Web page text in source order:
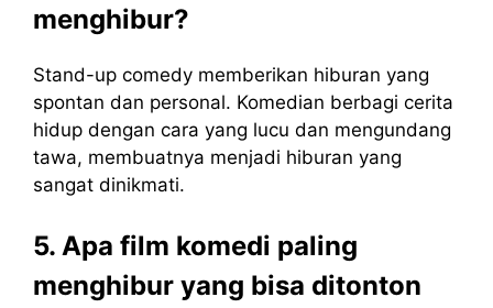
menghibur?
Stand-up comedy memberikan hiburan yang
spontan dan personal. Komedian berbagi cerita
hidup dengan cara yang lucu dan mengundang
tawa, membuatnya menjadi hiburan yang
sangat dinikmati.
5. Apa film komedi paling
menghibur yang bisa ditonton